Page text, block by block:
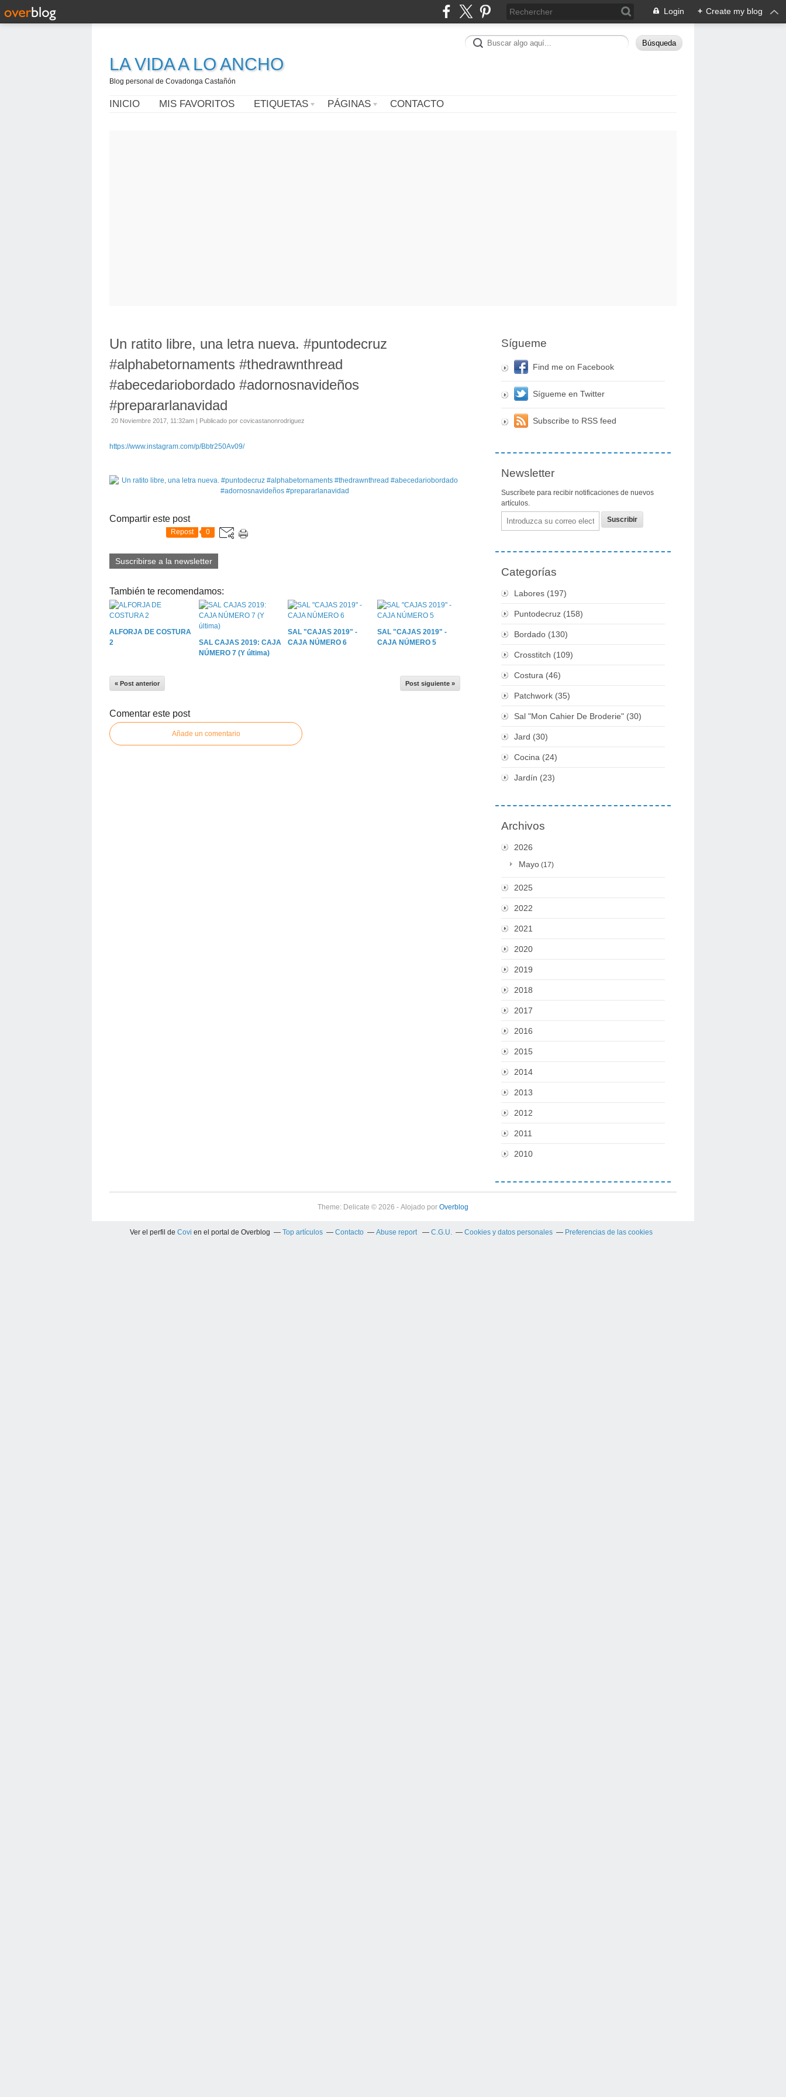
Login + Create my blog
LA VIDA A LO ANCHO
Blog personal de Covadonga Castañón
INICIO MIS FAVORITOS ETIQUETAS PÁGINAS CONTACTO
Un ratito libre, una letra nueva. #puntodecruz
#alphabetornaments #thedrawnthread
#abecedariobordado #adornosnavideños
#prepararlanavidad
20 Noviembre 2017, 11:32am | Publicado por covicastanonrodriguez
https://www.instagram.com/p/Bbtr250Av09/
Compartir este post
Repost 0
Suscribirse a la newsletter
También te recomendamos:
ALFORJA DE COSTURA
2
SAL CAJAS 2019: CAJA
NÚMERO 7 (Y última)
SAL "CAJAS 2019" -
CAJA NÚMERO 6
SAL "CAJAS 2019" -
CAJA NÚMERO 5
« Post anterior Post siguiente »
Comentar este post
Añade un comentario
Sígueme
Find me on Facebook
Sígueme en Twitter
Subscribe to RSS feed
Newsletter
Suscríbete para recibir notificaciones de nuevos
artículos.
Email
Categorías
Labores (197)
Puntodecruz (158)
Bordado (130)
Crosstitch (109)
Costura (46)
Patchwork (35)
Sal "mon Cahier De Broderie" (30)
Jard (30)
Cocina (24)
Jardín (23)
Archivos
2026
Mayo (17)
2025
2022
2021
2020
2019
2018
2017
2016
2015
2014
2013
2012
2011
2010
Theme: Delicate © 2026 - Alojado por Overblog
Ver el perfil de Covi en el portal de Overblog Top artículos Contacto Abuse report C.G.U. Cookies y datos personales Preferencias de las cookies